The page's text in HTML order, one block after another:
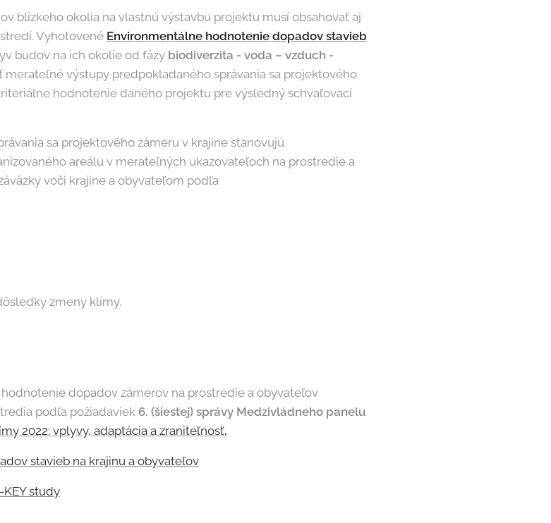
blízkeho okolia na vlastnú výstavbu projektu musí obsahovať aj
Vyhotovené Environmentálne hodnotenie dopadov stavieb
budov na ich okolie od fázy biodiverzita - voda – vzduch -
merateľné výstupy predpokladaného správania sa projektového
hodnotenie daného projektu pre výsledný schvaľovací
sa projektového zámeru v krajine stanovujú
areálu v merateľných ukazovateľoch na prostredie a
voči krajine a obyvateľom podľa
zmeny klímy,
dopadov zámerov na prostredie a obyvateľov
podľa požiadaviek 6. (šiestej) správy Medzivládneho panelu
2022: vplyvy, adaptácia a zraniteľnosť.
stavieb na krajinu a obyvateľov
study